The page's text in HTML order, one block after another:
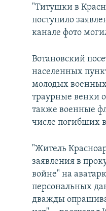
"Титушки в
поступило
канале фото
Вотановский
населенных
молодых
траурные венки
также военные
числе погибших
"Житель
заявления в
войне" на
персональных
дважды